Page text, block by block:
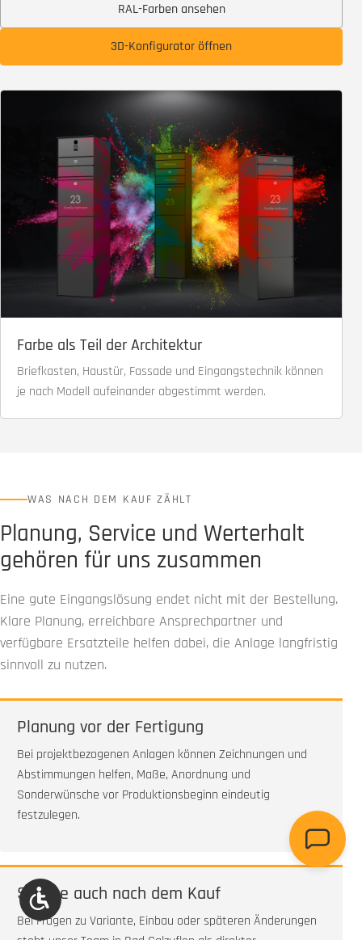
RAL-Farben ansehen
3D-Konfigurator öffnen
Farbe als Teil der Architektur
Briefkasten, Haustür, Fassade und Eingangstechnik können
je nach Modell aufeinander abgestimmt werden.
WAS NACH DEM KAUF ZÄHLT
Planung, Service und Werterhalt
gehören für uns zusammen
Eine gute Eingangslösung endet nicht mit der Bestellung.
Klare Planung, erreichbare Ansprechpartner und
verfügbare Ersatzteile helfen dabei, die Anlage langfristig
sinnvoll zu nutzen.
Planung vor der Fertigung
Bei projektbezogenen Anlagen können Zeichnungen und
Abstimmungen helfen, Maße, Anordnung und
Sonderwünsche vor Produktionsbeginn eindeutig
festzulegen.
Service auch nach dem Kauf
Bei Fragen zu Variante, Einbau oder späteren Änderungen
Werkzeugleiste anzeigen